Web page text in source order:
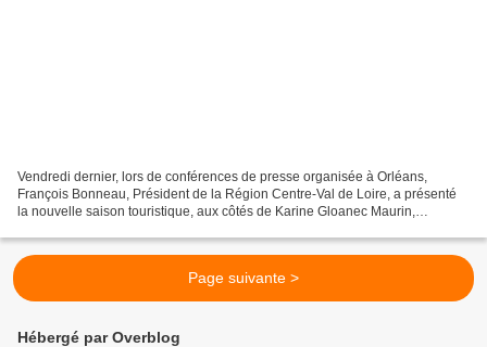
Vendredi dernier, lors de conférences de presse organisée à Orléans,
François Bonneau, Président de la Région Centre-Val de Loire, a présenté
la nouvelle saison touristique, aux côtés de Karine Gloanec Maurin,
Page suivante >
Hébergé par Overblog